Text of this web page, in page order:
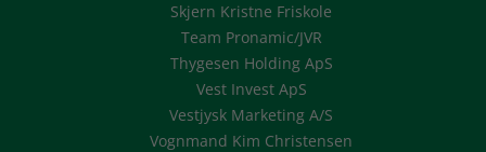
Skjern Kristne Friskole
Team Pronamic/JVR
Thygesen Holding ApS
Vest Invest ApS
Vestjysk Marketing A/S
Vognmand Kim Christensen